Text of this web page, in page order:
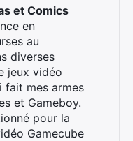
et Comics
en
au
diverses
jeux vidéo
fait mes armes
et Gameboy.
pour la
Gamecube